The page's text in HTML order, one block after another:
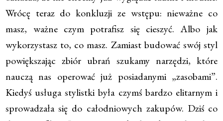
Wrócę teraz do konkluzji ze wstępu: nieważne co
masz, ważne czym potrafisz się cieszyć. Albo jak
wykorzystasz to, co masz. Zamiast budować swój styl
powiększając zbiór ubrań szukamy narzędzi, które
nauczą nas operować już posiadanymi „zasobami”.
Kiedyś usługa stylistki była czymś bardzo elitarnym i
sprowadzała się do całodniowych zakupów. Dziś co